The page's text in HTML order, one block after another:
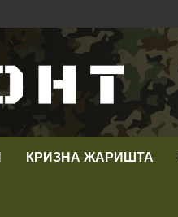
КРИЗНА ЖАРИШТА